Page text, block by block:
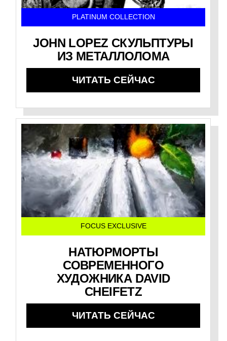
PLATINUM COLLECTION
JOHN LOPEZ СКУЛЬПТУРЫ
ИЗ МЕТАЛЛОЛОМА
ЧИТАТЬ СЕЙЧАС
FOCUS EXCLUSIVE
НАТЮРМОРТЫ
СОВРЕМЕННОГО
ХУДОЖНИКА DAVID
CHEIFETZ
ЧИТАТЬ СЕЙЧАС